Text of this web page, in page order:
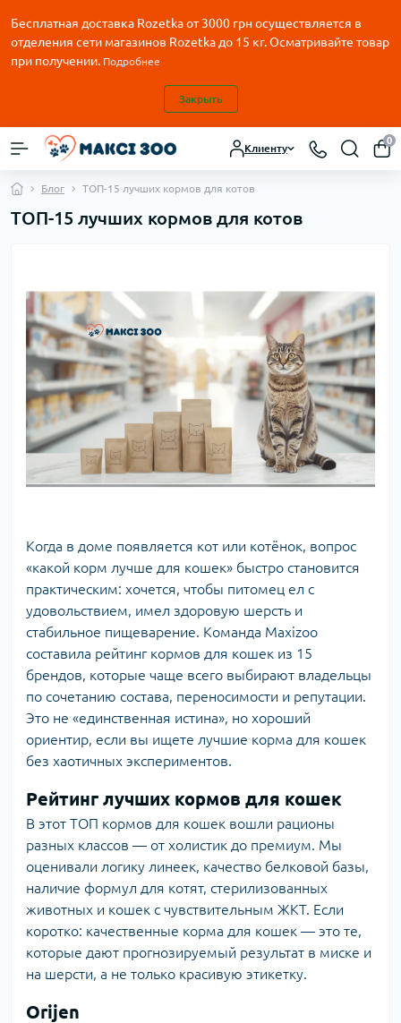
Бесплатная доставка Rozetka от3000 грн осуществляется в
отделения сети магазинов Rozetka до 15 кг. Осматривайте товар
при получении. Подробнее
Закрыть
Клиенту
0
Блог ТОП-15 лучших кормов для котов
ТОП-15 лучших кормов для котов
Когда в доме появляется кот или котёнок, вопрос
«какой корм лучше для кошек» быстро становится
практическим: хочется, чтобы питомец ел с
удовольствием, имел здоровую шерсть и
стабильное пищеварение. Команда Maxizoo
составила рейтинг кормов для кошек из 15
брендов, которые чаще всего выбирают владельцы
по сочетанию состава, переносимости и репутации.
Это не «единственная истина», но хороший
ориентир, если вы ищете лучшие корма для кошек
без хаотичных экспериментов.
Рейтинг лучших кормов для кошек
В этот ТОП кормов для кошек вошли рационы
разных классов — от холистик до премиум. Мы
оценивали логику линеек, качество белковой базы,
наличие формул для котят, стерилизованных
животных и кошек с чувствительным ЖКТ. Если
коротко: качественные корма для кошек — это те,
которые дают прогнозируемый результат в миске и
на шерсти, а не только красивую этикетку.
Orijen